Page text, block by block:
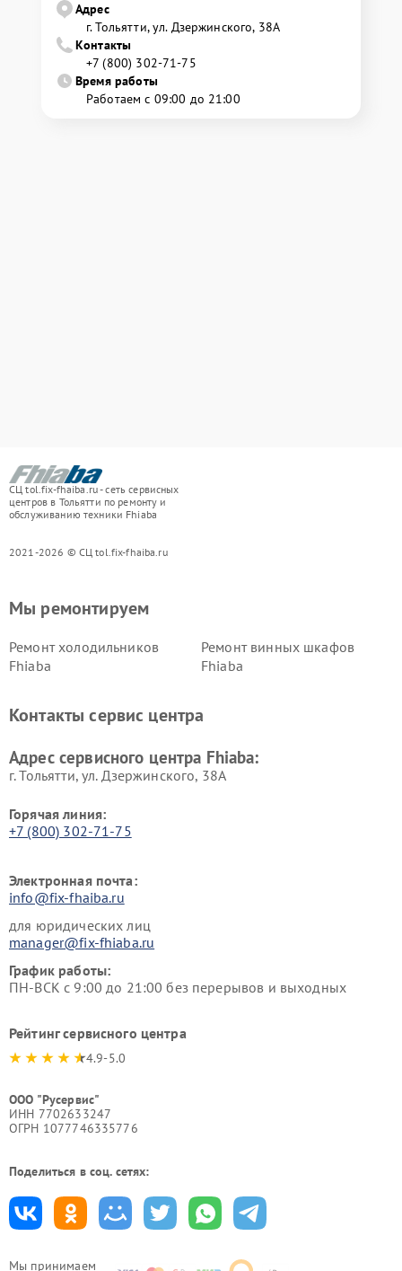
Адрес
г. Тольятти, ул. Дзержинского, 38А
Контакты
+7 (800) 302-71-75
Время работы
Работаем с 09:00 до 21:00
СЦ tol.fix-fhaiba.ru - сеть сервисных
центров в Тольятти по ремонту и
обслуживанию техники Fhiaba
2021-2026 © СЦ tol.fix-fhaiba.ru
Мы принимаем
Мы ремонтируем
Ремонт холодильников
Fhiaba
Ремонт винных шкафов
Fhiaba
Контакты сервис центра
Адрес сервисного центра Fhiaba:
г. Тольятти, ул. Дзержинского, 38А
Горячая линия:
+7 (800) 302-71-75
Электронная почта:
info@fix-fhaiba.ru
для юридических лиц
manager@fix-fhiaba.ru
График работы:
ПН-ВСК с 9:00 до 21:00 без перерывов и выходных
Рейтинг сервисного центра
4.9-5.0
ООО "Русервис"
ИНН 7702633247
ОГРН 1077746335776
Поделиться в соц. сетях: